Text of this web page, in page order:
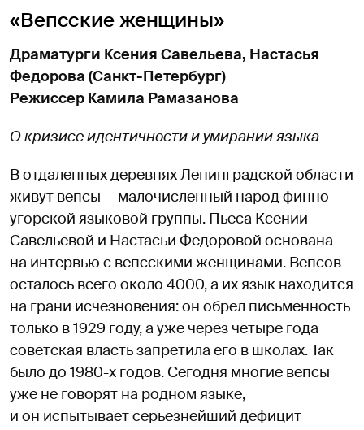
«Вепсские женщины»
Драматурги Ксения Савельева, Настасья
Федорова (Санкт-Петербург)
Режиссер Камила Рамазанова
О кризисе идентичности и умирании языка
В отдаленных деревнях Ленинградской области
живут вепсы — малочисленный народ финно-
угорской языковой группы. Пьеса Ксении
Савельевой и Настасьи Федоровой основана
на интервью с вепсскими женщинами. Вепсов
осталось всего около 4000, а их язык находится
на грани исчезновения: он обрел письменность
только в 1929 году, а уже через четыре года
советская власть запретила его в школах. Так
было до 1980-х годов. Сегодня многие вепсы
уже не говорят на родном языке,
и он испытывает серьезнейший дефицит